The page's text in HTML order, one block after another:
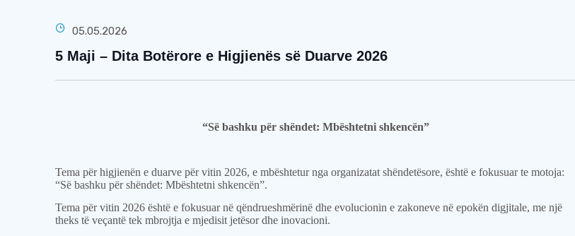
05.05.2026
5 Mајi – Dita Botërore e Higjienës së Duarve 2026
“Së bashku për shëndet: Mbështetni shkencën”
Tema për higjienën e duarve për vitin 2026, e mbështetur nga organizatat shëndetësore, është e fokusuar te motoja:
“Së bashku për shëndet: Mbështetni shkencën”.
Tema për vitin 2026 është e fokusuar në qëndrueshmërinë dhe evolucionin e zakoneve në epokën digjitale, me një
theks të veçantë tek mbrojtja e mjedisit jetësor dhe inovacioni.